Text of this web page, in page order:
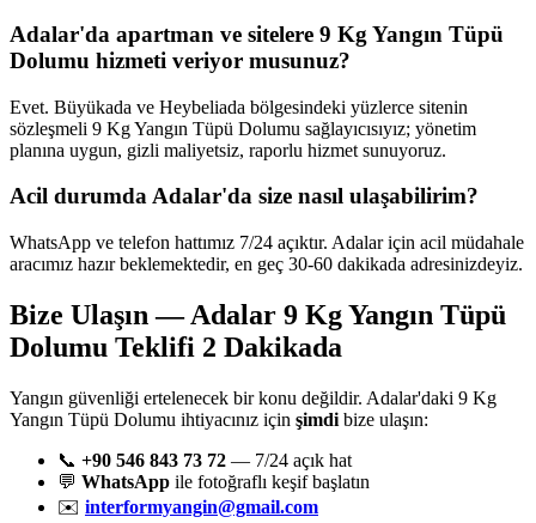
Adalar'da apartman ve sitelere 9 Kg Yangın Tüpü
Dolumu hizmeti veriyor musunuz?
Evet. Büyükada ve Heybeliada bölgesindeki yüzlerce sitenin
sözleşmeli 9 Kg Yangın Tüpü Dolumu sağlayıcısıyız; yönetim
planına uygun, gizli maliyetsiz, raporlu hizmet sunuyoruz.
Acil durumda Adalar'da size nasıl ulaşabilirim?
WhatsApp ve telefon hattımız 7/24 açıktır. Adalar için acil müdahale
aracımız hazır beklemektedir, en geç 30-60 dakikada adresinizdeyiz.
Bize Ulaşın — Adalar 9 Kg Yangın Tüpü
Dolumu Teklifi 2 Dakikada
Yangın güvenliği ertelenecek bir konu değildir. Adalar'daki 9 Kg
Yangın Tüpü Dolumu ihtiyacınız için şimdi bize ulaşın:
📞 +90 546 843 73 72 — 7/24 açık hat
💬 WhatsApp ile fotoğraflı keşif başlatın
✉️ interformyangin@gmail.com